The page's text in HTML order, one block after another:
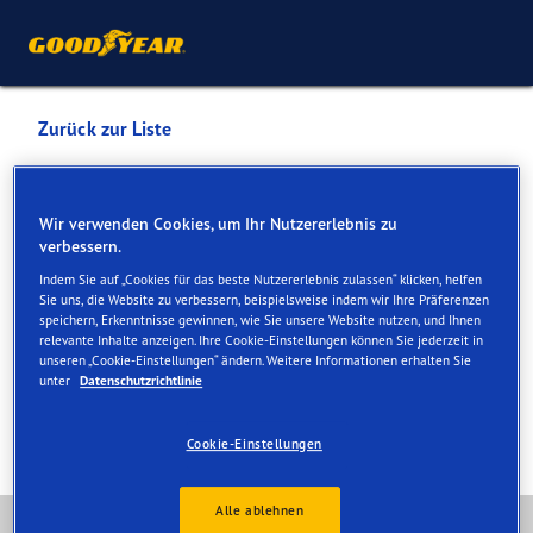
Zurück zur Liste
Dienste online und vor Ort verfügbar
Kontakt Serviceleistungen Angebot im
Wir verwenden Cookies, um Ihr Nutzererlebnis zu
verbessern.
Indem Sie auf „Cookies für das beste Nutzererlebnis zulassen“ klicken, helfen
Sie uns, die Website zu verbessern, beispielsweise indem wir Ihre Präferenzen
speichern, Erkenntnisse gewinnen, wie Sie unsere Website nutzen, und Ihnen
relevante Inhalte anzeigen. Ihre Cookie-Einstellungen können Sie jederzeit in
unseren „Cookie-Einstellungen“ ändern. Weitere Informationen erhalten Sie
unter Datenschutzrichtlinie
Cookie-Einstellungen
Alle ablehnen